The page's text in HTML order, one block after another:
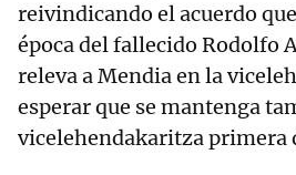
reivindicando el acuerdo
época del fallecido Rodolfo
releva a Mendia en la
esperar que se mantenga
vicelehendakaritza primera